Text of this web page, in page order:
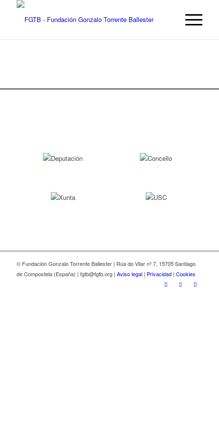
© Fundación Gonzalo Torrente Ballester | Rúa do Vilar nº 7, 15705 Santiago
de Compostela (España) | fgtb@fgtb.org | Aviso legal| Privacidad| Cookies